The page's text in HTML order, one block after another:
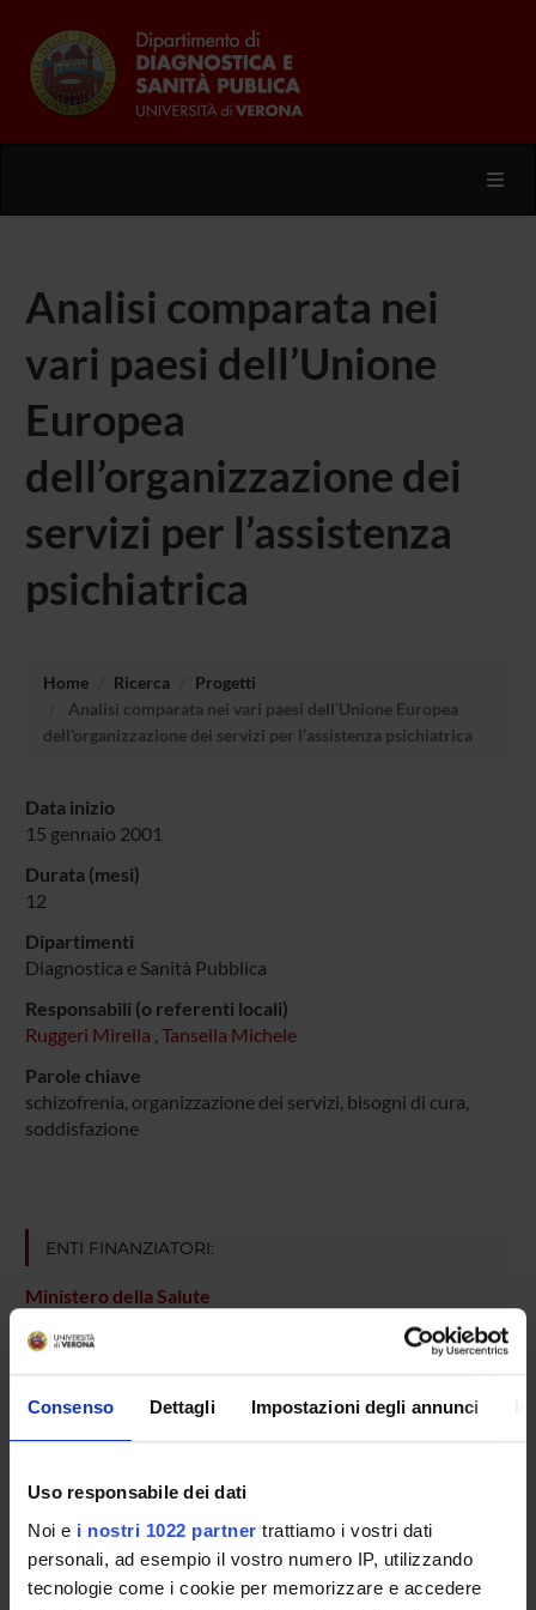
Consenso Dettagli Impostazioni degli annunci
Uso responsabile dei dati
Noi e i nostri 1022 partner trattiamo i vostri dati
personali, ad esempio il vostro numero IP, utilizzando
tecnologie come i cookie per memorizzare e accedere
Analisi comparata nei
vari paesi dell’Unione
Europea
dell’organizzazione dei
servizi per l’assistenza
psichiatrica
Home Ricerca
Progetti
Analisi comparata nei vari paesi dell’Unione Europea
dell’organizzazione dei servizi per l’assistenza psichiatrica
Data inizio
15 gennaio 2001
Durata (mesi)
12
Dipartimenti
Diagnostica e Sanità Pubblica
Responsabili (o referenti locali)
Ruggeri Mirella , Tansella Michele
Parole chiave
schizofrenia, organizzazione dei servizi, bisogni di cura,
soddisfazione
ENTI FINANZIATORI:
Ministero della Salute
assegnato e gestito dal Dipartimento
Michele Tansella